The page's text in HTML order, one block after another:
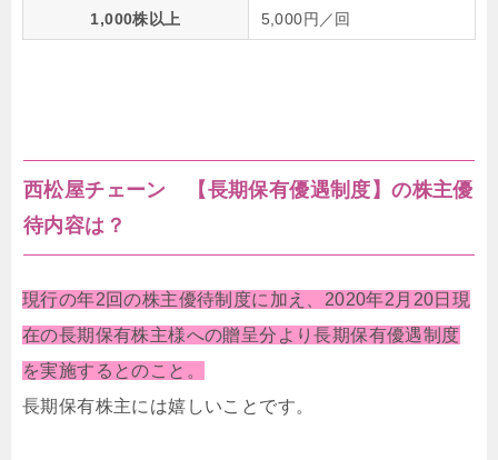
1,000株以上 5,000円／回
西松屋チェーン 【長期保有優遇制度】の株主優
待内容は？
現行の年2回の株主優待制度に加え、2020年2月20日現
在の長期保有株主様への贈呈分より長期保有優遇制度
を実施するとのこと。
長期保有株主には嬉しいことです。